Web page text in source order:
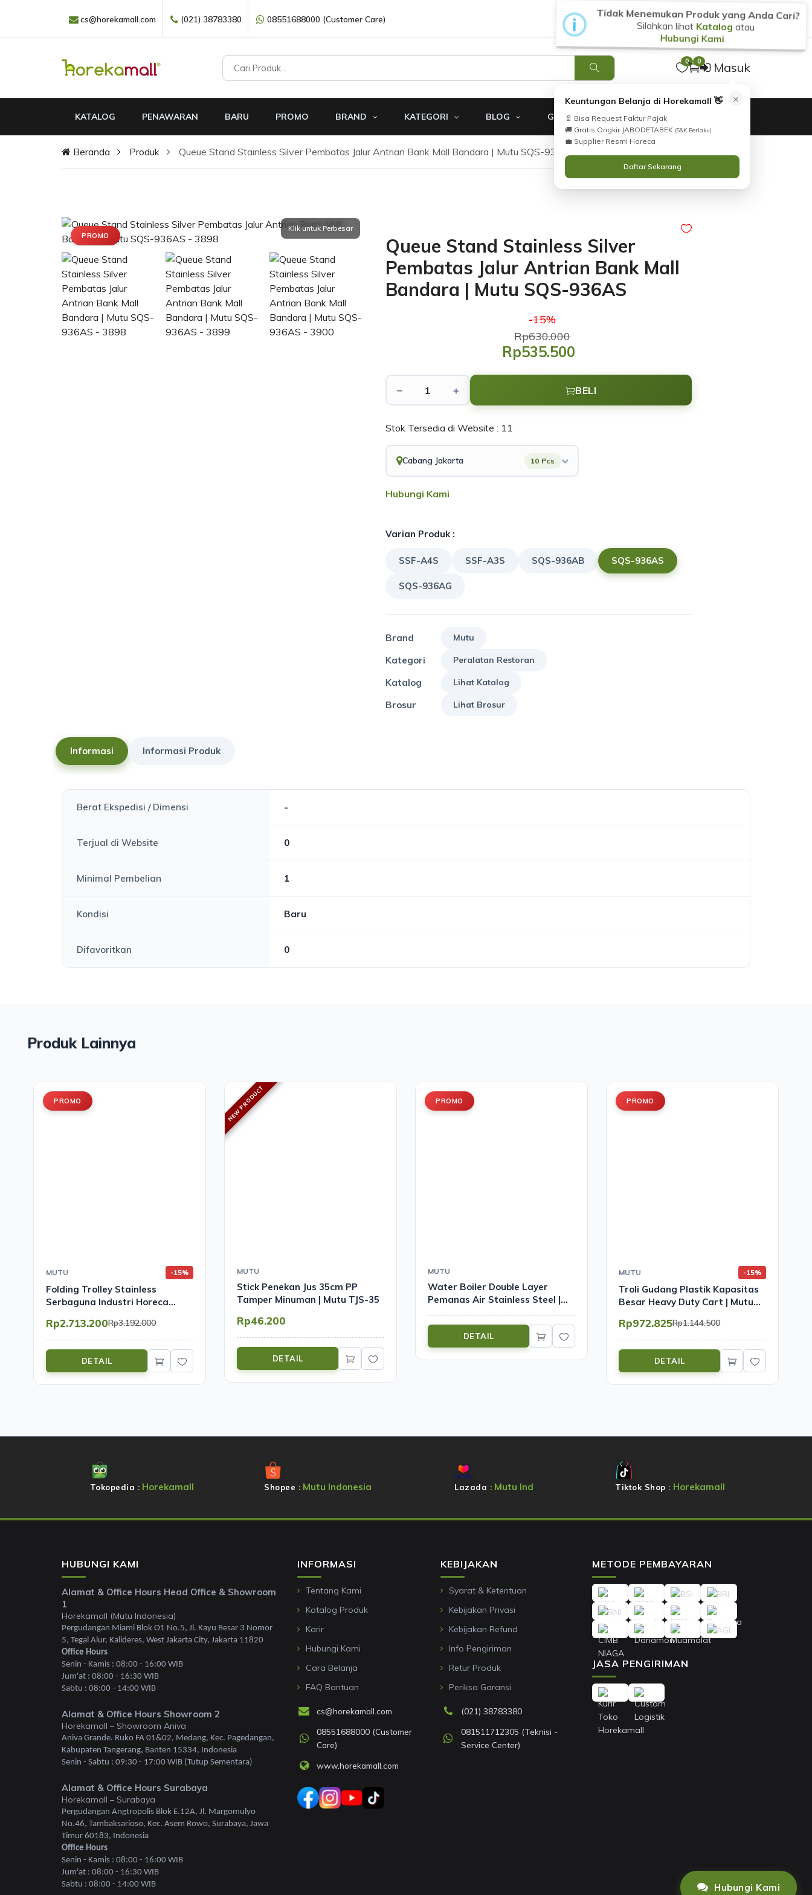
Hubungi Kami
cs@horekamall.com (021) 38783380 08551688000 (Customer Care)
0 0 Masuk
×
Keuntungan Belanja di Horekamall 👋
📄 Bisa Request Faktur Pajak
🚚 Gratis Ongkir JABODETABEK (S&K Berlaku)
💼 Supplier Resmi Horeca
Daftar Sekarang
KATALOG PENAWARAN BARU PROMO BRAND KATEGORI BLOG GARANSI
Beranda Produk Queue Stand Stainless Silver Pembatas Jalur Antrian Bank Mall Bandara | Mutu SQS-936AS
PROMO
Queue Stand Stainless Silver
Pembatas Jalur Antrian Bank Mall
Bandara | Mutu SQS-936AS
-15%
Rp630.000
Rp535.500
− + BELI
Stok Tersedia di Website : 11
Cabang Jakarta 10 Pcs
Hubungi Kami
Varian Produk :
SSF-A4S SSF-A3S SQS-936AB SQS-936AS
SQS-936AG
Brand Mutu
Kategori Peralatan Restoran
Katalog Lihat Katalog
Brosur Lihat Brosur
Informasi Informasi Produk
Berat Ekspedisi / Dimensi -
Terjual di Website 0
Minimal Pembelian 1
Kondisi Baru
Difavoritkan 0
Produk Lainnya
PROMO
MUTU -15%
Folding Trolley Stainless
Serbaguna Industri Horeca
Rp2.713.200Rp3.192.000
DETAIL
NEW PRODUCT
MUTU
Stick Penekan Jus 35cm PP
Tamper Minuman | Mutu TJS-35
Rp46.200
DETAIL
PROMO
MUTU
Water Boiler Double Layer
Pemanas Air Stainless Steel |
Mutu MWB-22D
DETAIL
PROMO
MUTU -15%
Troli Gudang Plastik Kapasitas
Besar Heavy Duty Cart | Mutu
Rp972.825Rp1.144.500
DETAIL
Tokopedia : Horekamall Shopee : Mutu Indonesia Lazada : Mutu Ind Tiktok Shop : Horekamall
HUBUNGI KAMI
Alamat & Office Hours Head Office & Showroom
1
Horekamall (Mutu Indonesia)
Pergudangan Miami Blok O1 No.5, Jl. Kayu Besar 3 Nomor
5, Tegal Alur, Kalideres, West Jakarta City, Jakarta 11820
Office Hours
Senin - Kamis : 08:00 - 16:00 WIB
Jum'at : 08:00 - 16:30 WIB
Sabtu : 08:00 - 14:00 WIB
Alamat & Office Hours Showroom 2
Horekamall – Showroom Aniva
Aniva Grande. Ruko FA 01&02, Medang, Kec. Pagedangan,
Kabupaten Tangerang, Banten 15334, Indonesia
Senin - Sabtu : 09:30 - 17:00 WIB (Tutup Sementara)
Alamat & Office Hours Surabaya
Horekamall – Surabaya
Pergudangan Angtropolis Blok E.12A, Jl. Margomulyo
No.46, Tambaksarioso, Kec. Asem Rowo, Surabaya, Jawa
Timur 60183, Indonesia
Office Hours
Senin - Kamis : 08:00 - 16:00 WIB
Jum'at : 08:00 - 16:30 WIB
Sabtu : 08:00 - 14:00 WIB
INFORMASI
Tentang Kami
Katalog Produk
Karir
Hubungi Kami
Cara Belanja
FAQ Bantuan
KEBIJAKAN
Syarat & Ketentuan
Kebijakan Privasi
Kebijakan Refund
Info Pengiriman
Retur Produk
Periksa Garansi
cs@horekamall.com
(021) 38783380
08551688000 (Customer
Care)
081511712305 (Teknisi -
Service Center)
www.horekamall.com
METODE PEMBAYARAN
JASA PENGIRIMAN
i
Tidak Menemukan Produk yang Anda Cari?
Silahkan lihat Katalog atau
Hubungi Kami.